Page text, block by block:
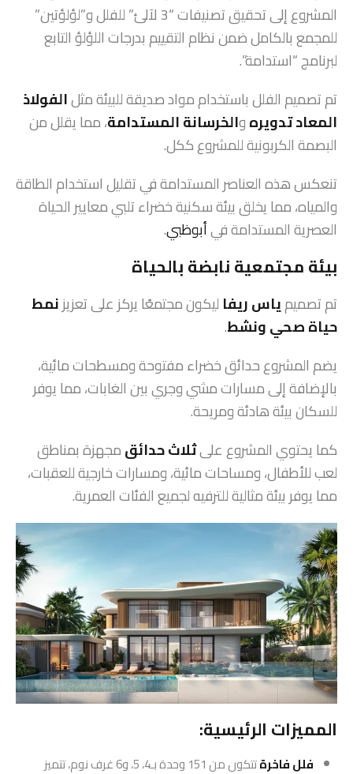
المشروع إلى تحقيق تصنيفات “3 لآلئ” للفلل و”لؤلؤتين”
للمجمع بالكامل ضمن نظام التقييم بدرجات اللؤلؤ التابع
لبرنامج “استدامة”.
تم تصميم الفلل باستخدام مواد صديقة للبيئة مثلالفولاذ
المعاد تدويرهوالخرسانة المستدامة، مما يقلل من
البصمة الكربونية للمشروع ككل.
تنعكس هذه العناصر المستدامة في تقليل استخدام الطاقة
والمياه، مما يخلق بيئة سكنية خضراء تلبي معايير الحياة
العصرية المستدامة فيأبوظبي.
بيئة مجتمعية نابضة بالحياة
تم تصميمياس ريفا ليكون مجتمعًا يركز على تعزيزنمط
حياة صحي ونشط.
يضم المشروع حدائق خضراء مفتوحة ومسطحات مائية،
بالإضافة إلى مسارات مشي وجري بين الغابات، مما يوفر
للسكان بيئة هادئة ومريحة.
كما يحتوي المشروع علىثلاث حدائقمجهزة بمناطق
لعب للأطفال، ومساحات مائية، ومسارات خارجية للعقبات،
مما يوفر بيئة مثالية للترفيه لجميع الفئات العمرية.
المميزات الرئيسية:
فلل فاخرة
تتكون من 151 وحدة بـ4، 5، و6 غرف نوم، تتميز